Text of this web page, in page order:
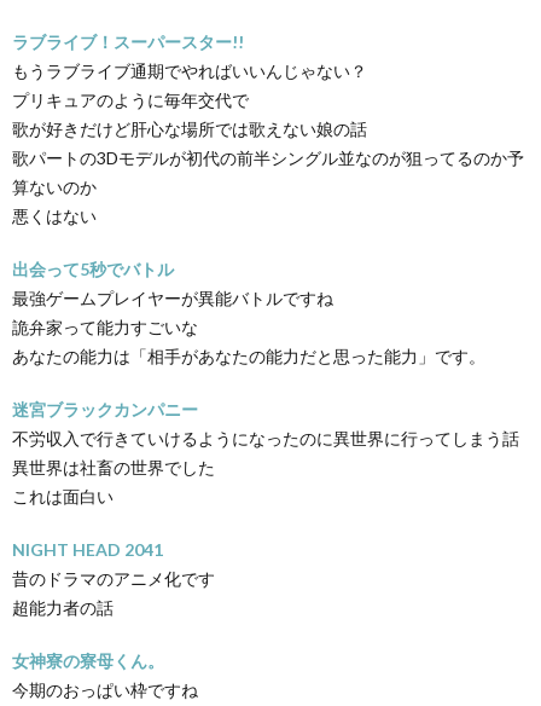
ラブライブ！スーパースター!!
もうラブライブ通期でやればいいんじゃない？
プリキュアのように毎年交代で
歌が好きだけど肝心な場所では歌えない娘の話
歌パートの3Dモデルが初代の前半シングル並なのが狙ってるのか予
算ないのか
悪くはない
出会って5秒でバトル
最強ゲームプレイヤーが異能バトルですね
詭弁家って能力すごいな
あなたの能力は「相手があなたの能力だと思った能力」です。
迷宮ブラックカンパニー
不労収入で行きていけるようになったのに異世界に行ってしまう話
異世界は社畜の世界でした
これは面白い
NIGHT HEAD 2041
昔のドラマのアニメ化です
超能力者の話
女神寮の寮母くん。
今期のおっぱい枠ですね